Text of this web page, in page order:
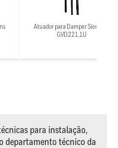
Atuador para Damper Siemens
GVD221.1U
para instalação,
departamento técnico da